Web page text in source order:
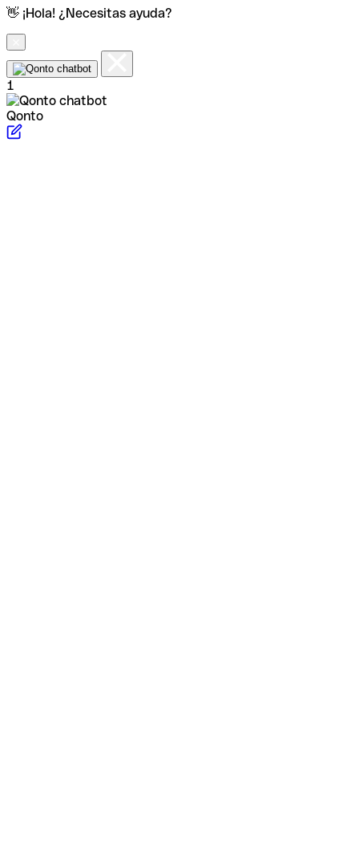
👋 ¡Hola! ¿Necesitas ayuda?
1
Qonto